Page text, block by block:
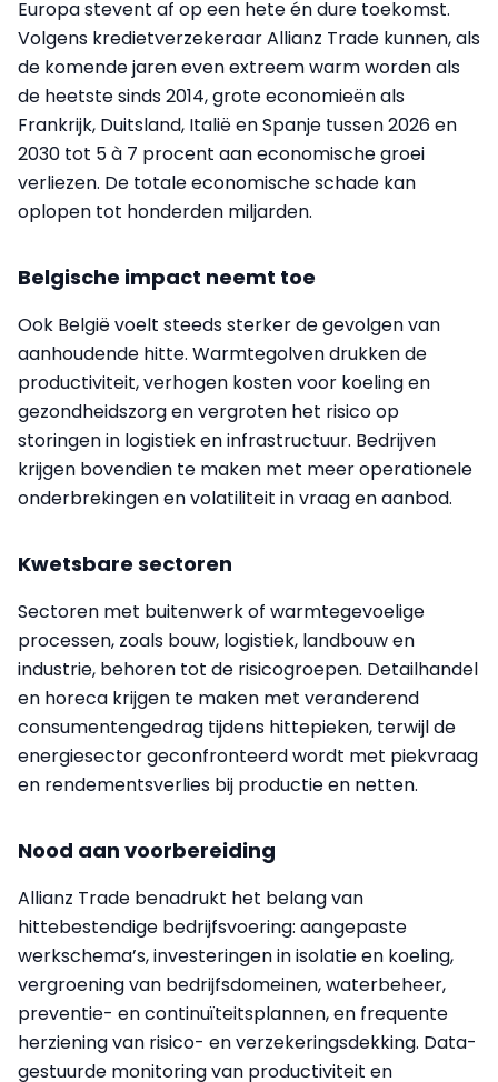
Europa stevent af op een hete én dure toekomst.
Volgens kredietverzekeraar Allianz Trade kunnen, als
de komende jaren even extreem warm worden als
de heetste sinds 2014, grote economieën als
Frankrijk, Duitsland, Italië en Spanje tussen 2026 en
2030 tot 5 à 7 procent aan economische groei
verliezen. De totale economische schade kan
oplopen tot honderden miljarden.
Belgische impact neemt toe
Ook België voelt steeds sterker de gevolgen van
aanhoudende hitte. Warmtegolven drukken de
productiviteit, verhogen kosten voor koeling en
gezondheidszorg en vergroten het risico op
storingen in logistiek en infrastructuur. Bedrijven
krijgen bovendien te maken met meer operationele
onderbrekingen en volatiliteit in vraag en aanbod.
Kwetsbare sectoren
Sectoren met buitenwerk of warmtegevoelige
processen, zoals bouw, logistiek, landbouw en
industrie, behoren tot de risicogroepen. Detailhandel
en horeca krijgen te maken met veranderend
consumentengedrag tijdens hittepieken, terwijl de
energiesector geconfronteerd wordt met piekvraag
en rendementsverlies bij productie en netten.
Nood aan voorbereiding
Allianz Trade benadrukt het belang van
hittebestendige bedrijfsvoering: aangepaste
werkschema’s, investeringen in isolatie en koeling,
vergroening van bedrijfsdomeinen, waterbeheer,
preventie- en continuïteitsplannen, en frequente
herziening van risico- en verzekeringsdekking. Data-
gestuurde monitoring van productiviteit en